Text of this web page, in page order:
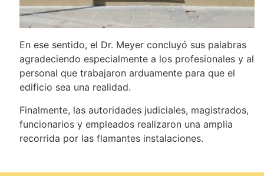
En ese sentido, el Dr. Meyer concluyó sus palabras
agradeciendo especialmente a los profesionales y al
personal que trabajaron arduamente para que el
edificio sea una realidad.
Finalmente, las autoridades judiciales, magistrados,
funcionarios y empleados realizaron una amplia
recorrida por las flamantes instalaciones.